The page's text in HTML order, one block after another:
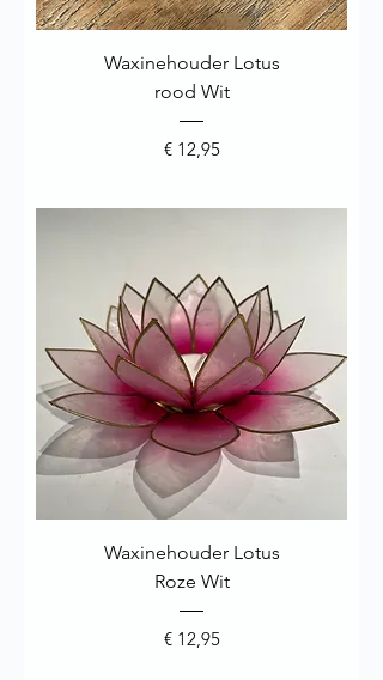
Waxinehouder Lotus
rood Wit
Prijs
€ 12,95
Waxinehouder Lotus
Roze Wit
Prijs
€ 12,95